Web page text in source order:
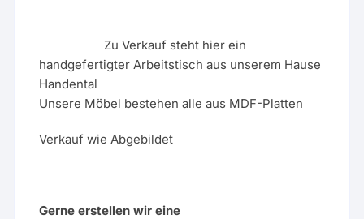
Zu Verkauf steht hier ein
handgefertigter Arbeitstisch aus unserem Hause
Handental
Unsere Möbel bestehen alle aus MDF-Platten
Verkauf wie Abgebildet
Gerne erstellen wir eine